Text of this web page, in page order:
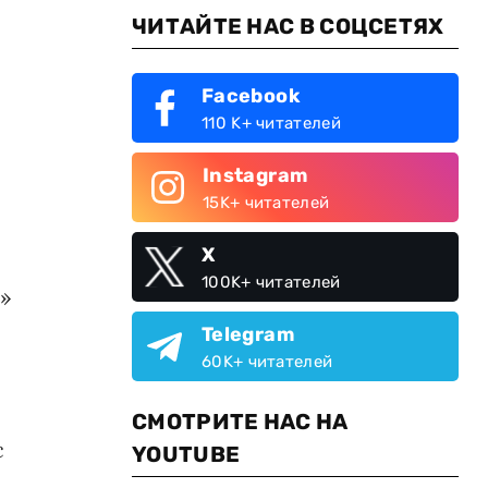
ЧИТАЙТЕ НАС В СОЦСЕТЯХ
Facebook
110 K+ читателей
Instagram
15K+ читателей
X
100K+ читателей
Telegram
60K+ читателей
СМОТРИТЕ НАС НА
YOUTUBE